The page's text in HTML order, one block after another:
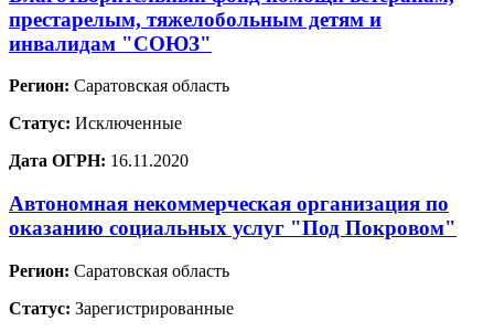
престарелым, тяжелобольным детям и
инвалидам "СОЮЗ"
Регион: Саратовская область
Статус: Исключенные
Дата ОГРН: 16.11.2020
Автономная некоммерческая организация по
оказанию социальных услуг "Под Покровом"
Регион: Саратовская область
Статус: Зарегистрированные